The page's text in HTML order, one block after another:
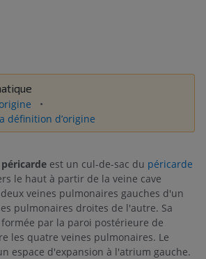
définition d’origine
est un cul-de-sac du péricarde
le haut à partir de la veine cave
veines pulmonaires gauches d'un
pulmonaires droites de l'autre. Sa
par la paroi postérieure de
les quatre veines pulmonaires. Le
espace d'expansion à l'atrium gauche.